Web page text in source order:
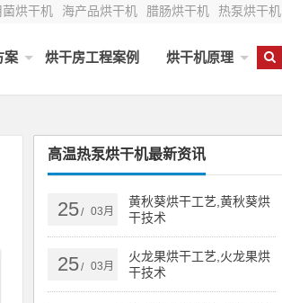
菌烘干机 海产品烘干机 腊肠烘干机 热泵烘干机
案 烘干房工程案例 烘干机原理
高温热泵烘干机最新资讯
25/ 03月
黄秋葵烘干工艺,黄秋葵烘
干技术
25/ 03月
火龙果烘干工艺,火龙果烘
干技术